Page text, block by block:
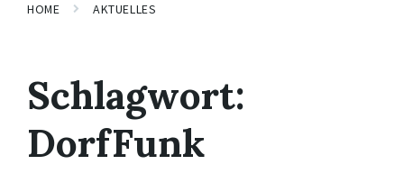
HOME AKTUELLES
Schlagwort:
DorfFunk